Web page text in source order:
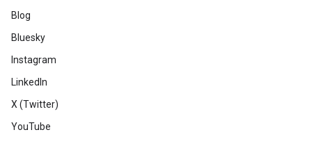
Blog
Bluesky
Instagram
LinkedIn
X (Twitter)
YouTube